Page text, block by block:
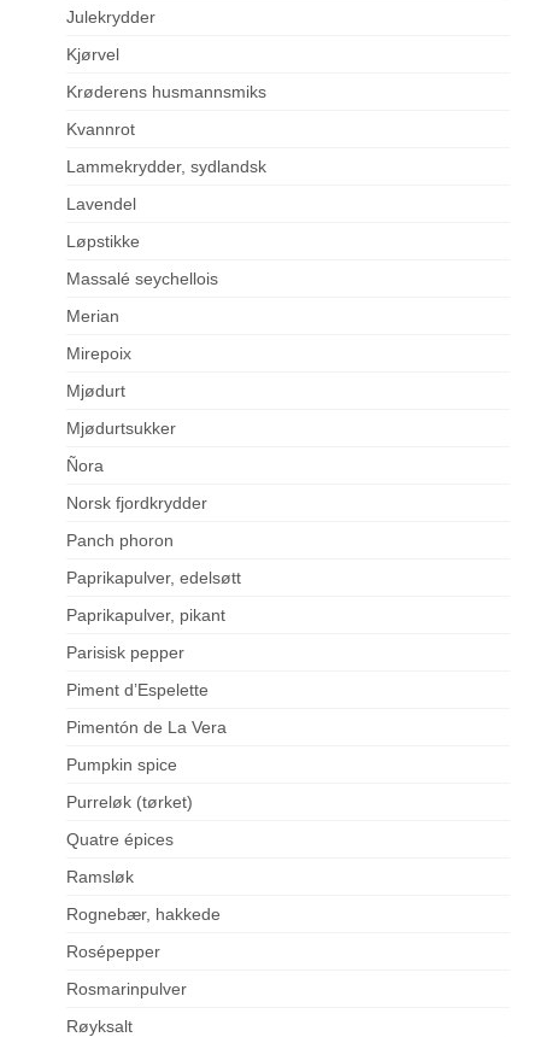
Julekrydder
Kjørvel
Krøderens husmannsmiks
Kvannrot
Lammekrydder, sydlandsk
Lavendel
Løpstikke
Massalé seychellois
Merian
Mirepoix
Mjødurt
Mjødurtsukker
Ñora
Norsk fjordkrydder
Panch phoron
Paprikapulver, edelsøtt
Paprikapulver, pikant
Parisisk pepper
Piment d’Espelette
Pimentón de La Vera
Pumpkin spice
Purreløk (tørket)
Quatre épices
Ramsløk
Rognebær, hakkede
Rosépepper
Rosmarinpulver
Røyksalt